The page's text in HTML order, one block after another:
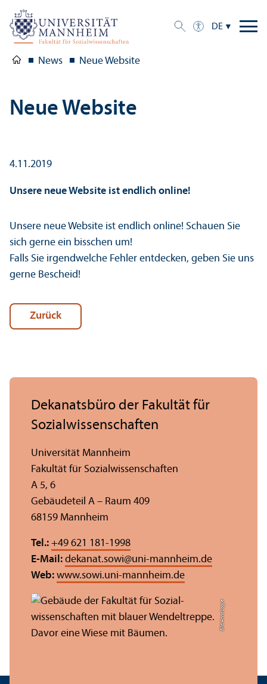
DE
News Neue Website
Neue Website
4.11.2019
Unsere neue Website ist endlich online!
Unsere neue Website ist endlich online! Schauen Sie
sich gerne ein bisschen um!
Falls Sie irgendwelche Fehler entdecken, geben Sie uns
gerne Bescheid!
Zurück
Bild: Anna Logue
Dekanatsbüro der Fakultät für
Sozial­wissenschaften
Universität Mannheim
Fakultät für Sozial­wissenschaften
A 5, 6
Gebäudeteil A – Raum 409
68159 Mannheim
Tel.: +49 621 181-1998
E-Mail: dekanat.sowi@uni-mannheim.de
Web: www.sowi.uni-mannheim.de